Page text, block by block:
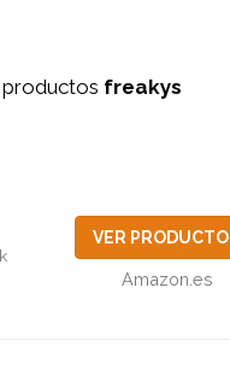
freakys
VER PRODUCTO
Amazon.es